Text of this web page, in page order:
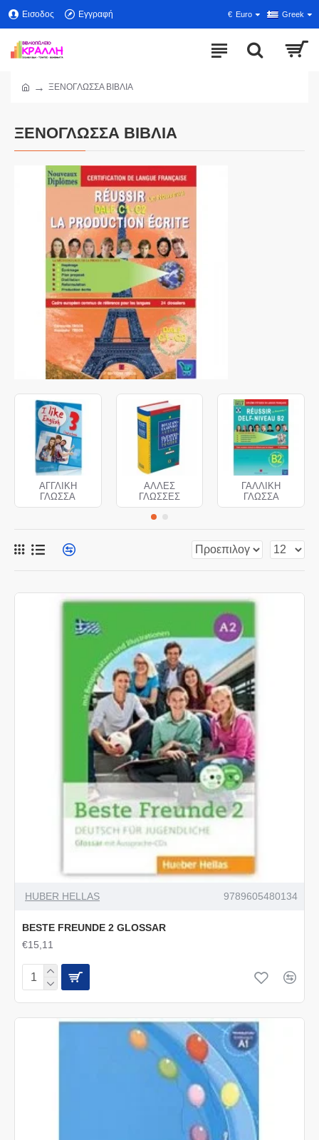
Εισοδος Εγγραφή € Euro Greek
ΞΕΝΟΓΛΩΣΣΑ ΒΙΒΛΙΑ
ΞΕΝΟΓΛΩΣΣΑ ΒΙΒΛΙΑ
ΑΓΓΛΙΚΗ
ΓΛΩΣΣΑ
ΑΛΛΕΣ
ΓΛΩΣΣΕΣ
ΓΑΛΛΙΚΗ
ΓΛΩΣΣΑ
HUBER HELLAS 9789605480134
BESTE FREUNDE 2 GLOSSAR
€15,11